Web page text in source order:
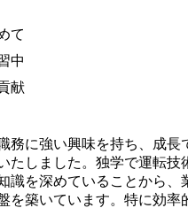
て
中
献
務に強い興味を持ち、成長
たしました。独学で運転技
識を深めていることから、
を築いています。特に効率